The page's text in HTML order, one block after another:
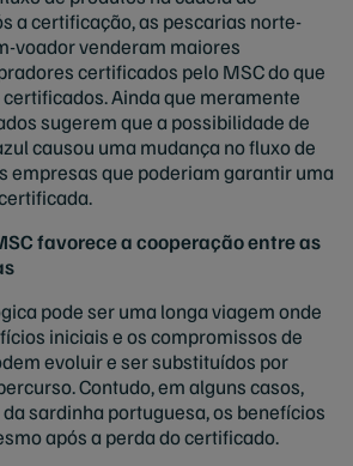
a certificação, as pescarias norte-
voador venderam maiores
certificados pelo MSC do que
Ainda que meramente
sugerem que a possibilidade de
causou uma mudança no fluxo de
empresas que poderiam garantir uma
favorece a cooperação entre as
pode ser uma longa viagem onde
iniciais e os compromissos de
evoluir e ser substituídos por
Contudo, em alguns casos,
sardinha portuguesa, os benefícios
após a perda do certificado.